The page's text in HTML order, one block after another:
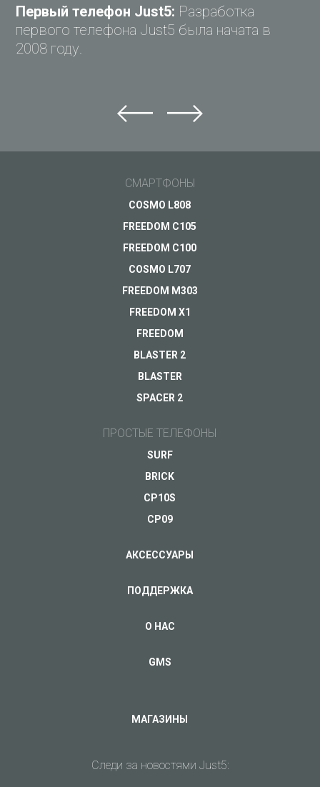
Не можете найти ответ?
Первый телефон Just5: Разработка
первого телефона Just5 была начата в
2008 году.
СМАРТФОНЫ
COSMO L808
FREEDOM C105
FREEDOM C100
COSMO L707
FREEDOM M303
FREEDOM X1
FREEDOM
BLASTER 2
BLASTER
SPACER 2
ПРОСТЫЕ ТЕЛЕФОНЫ
SURF
BRICK
CP10S
CP09
АКСЕССУАРЫ
ПОДДЕРЖКА
О НАС
GMS
МАГАЗИНЫ
Следи за новостями Just5: